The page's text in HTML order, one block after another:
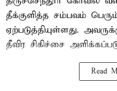
தீக்குளித்த சம்பவம்
ஏற்படுத்தியுள்ளது.
தீவிர சிகிச்சை
Read